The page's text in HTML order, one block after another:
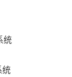
统
统